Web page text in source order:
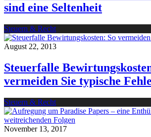
sind eine Seltenheit
Steuern & Recht
August 22, 2013
Steuerfalle
vermeiden Sie typische
Steuern & Recht
November 13, 2017